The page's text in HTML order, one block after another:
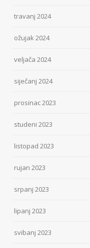
travanj 2024
ožujak 2024
veljača 2024
siječanj 2024
prosinac 2023
studeni 2023
listopad 2023
rujan 2023
srpanj 2023
lipanj 2023
svibanj 2023